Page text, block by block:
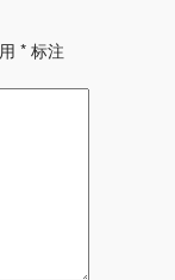
*标注